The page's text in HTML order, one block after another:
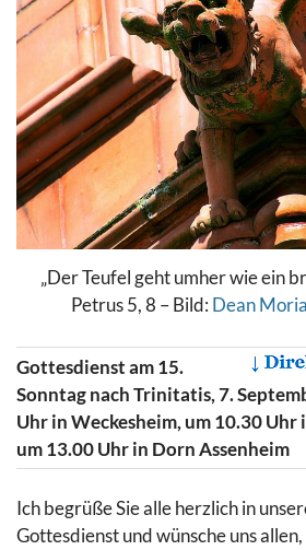
„Der Teufel geht umher wie ein
Petrus 5, 8 – Bild: Dean
Gottesdienst am 15.
Sonntag nach Trinitatis, 7.
Uhr in Weckesheim, um 10.30 Uhr
um 13.00 Uhr in Dorn Assenheim
Ich begrüße Sie alle herzlich in
Gottesdienst und wünsche uns